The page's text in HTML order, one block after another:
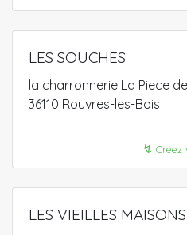
LES SOUCHES
la charronnerie La Piece
36110 Rouvres-les-Bois
↯ Créez
LES VIEILLES